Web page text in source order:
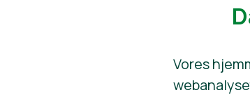
Vores